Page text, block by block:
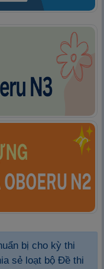
bị cho kỳ thi
sẻ loạt bộ Đề thi